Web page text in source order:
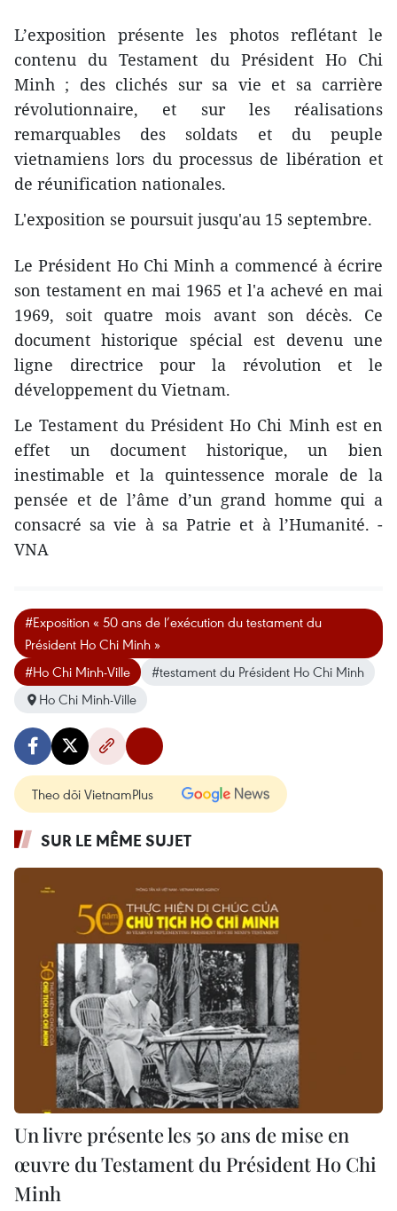
L’exposition présente les photos reflétant le
contenu du Testament du Président Ho Chi
Minh ; des clichés sur sa vie et sa carrière
révolutionnaire, et sur les réalisations
remarquables des soldats et du peuple
vietnamiens lors du processus de libération et
de réunification nationales.
L'exposition se poursuit jusqu'au 15 septembre.
Le Président Ho Chi Minh a commencé à écrire
son testament en mai 1965 et l'a achevé en mai
1969, soit quatre mois avant son décès. Ce
document historique spécial est devenu une
ligne directrice pour la révolution et le
développement du Vietnam.
Le Testament du Président Ho Chi Minh est en
effet un document historique, un bien
inestimable et la quintessence morale de la
pensée et de l’âme d’un grand homme qui a
consacré sa vie à sa Patrie et à l’Humanité. -
VNA
#Exposition « 50 ans de l’exécution du testament du
Président Ho Chi Minh »
#Ho Chi Minh-Ville
#testament du Président Ho Chi Minh
Ho Chi Minh-Ville
Theo dõi VietnamPlus
SUR LE MÊME SUJET
Un livre présente les 50 ans de mise en
œuvre du Testament du Président Ho Chi
Minh